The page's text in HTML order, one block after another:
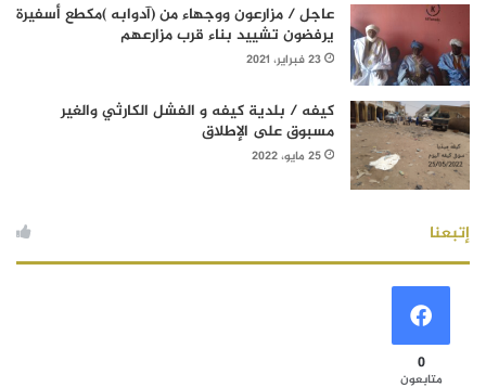
عاجل / مزارعون ووجهاء من (آدوابه )مكطع أسفيرة
يرفضون تشييد بناء قرب مزارعهم
23 فبراير، 2021
كيفه / بلدية كيفه و الفشل الكارثي والغير
مسبوق على الإطلاق
25 مايو، 2022
إتبعنا
0
متابعون